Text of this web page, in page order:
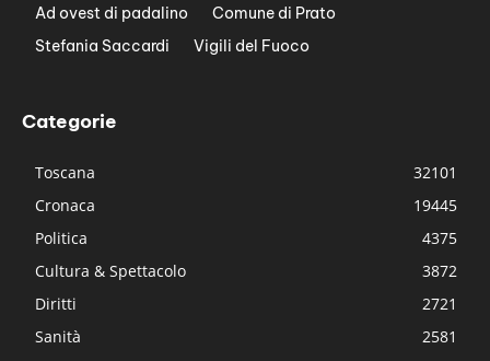
Ad ovest di padalino
Comune di Prato
Stefania Saccardi
Vigili del Fuoco
Categorie
Toscana
32101
Cronaca
19445
Politica
4375
Cultura & Spettacolo
3872
Diritti
2721
Sanità
2581